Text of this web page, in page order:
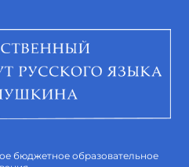
бюджетное образовательное